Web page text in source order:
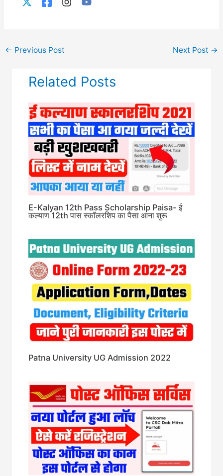
← Previous Post Next Post →
Related Posts
E-Kalyan 12th Pass Scholarship Paisa- ई
कल्याण 12th पास स्कॉलरशिप का पैसा आना शुरू
Patna University UG Admission 2022